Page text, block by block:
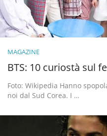
MAGAZINE
BTS: 10 curiostà sul
Foto: Wikipedia Hanno
noi dal Sud Corea. I …